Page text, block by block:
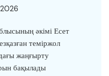
әкімі Есет
теміржол
жаңғырту
бақылады